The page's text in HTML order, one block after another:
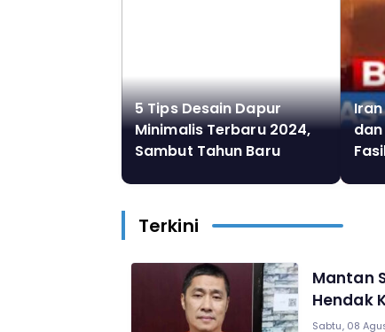
5 Tips Desain Dapur
Minimalis Terbaru 2024,
Sambut Tahun Baru
dan
Terkini
Mantan
Hendak
Sabtu, 08